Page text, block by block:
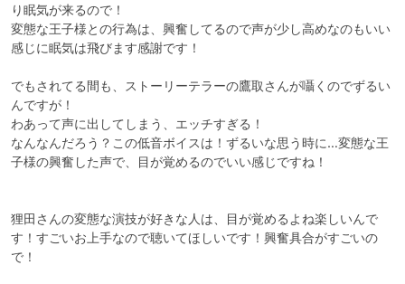
り眠気が来るので！
変態な王子様との行為は、興奮してるので声が少し高めなのもいい
感じに眠気は飛びます感謝です！
でもされてる間も、ストーリーテラーの鷹取さんが囁くのでずるい
んですが！
わあって声に出してしまう、エッチすぎる！
なんなんだろう？この低音ボイスは！ずるいな思う時に…変態な王
子様の興奮した声で、目が覚めるのでいい感じですね！
狸田さんの変態な演技が好きな人は、目が覚めるよね楽しいんで
す！すごいお上手なので聴いてほしいです！興奮具合がすごいの